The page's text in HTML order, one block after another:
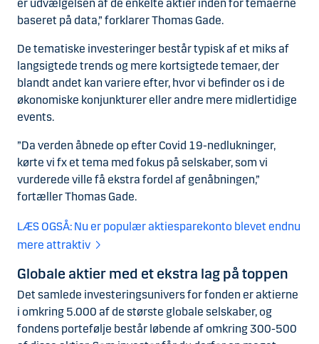
er udvælgelsen af de enkelte aktier inden for temaerne
baseret på data,” forklarer Thomas Gade.
De tematiske investeringer består typisk af et miks af
langsigtede trends og mere kortsigtede temaer, der
blandt andet kan variere efter, hvor vi befinder os i de
økonomiske konjunkturer eller andre mere midlertidige
events.
”Da verden åbnede op efter Covid 19-nedlukninger,
kørte vi fx et tema med fokus på selskaber, som vi
vurderede ville få ekstra fordel af genåbningen,”
fortæller Thomas Gade.
LÆS OGSÅ: Nu er populær aktiesparekonto blevet endnu
mere attraktiv
Globale aktier med et ekstra lag på toppen
Det samlede investeringsunivers for fonden er aktierne
i omkring 5.000 af de største globale selskaber, og
fondens portefølje består løbende af omkring 300-500